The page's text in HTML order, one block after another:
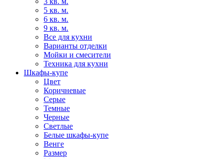
5 кв. м.
6 кв. м.
9 кв. м.
Все для кухни
Варианты отделки
Мойки и смесители
Техника для кухни
Шкафы-купе
Цвет
Коричневые
Серые
Темные
Черные
Светлые
Белые шкафы-купе
Венге
Размер